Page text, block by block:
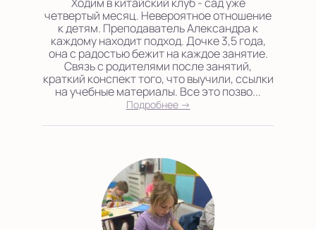
четвертый месяц. Невероятное отношение
к детям. Преподаватель Александра к
каждому находит подход. Дочке 3,5 года,
она с радостью бежит на каждое занятие.
Связь с родителями после занятий,
краткий конспект того, что выучили, ссылки
на учебные материалы. Все это позво...
Подробнее →